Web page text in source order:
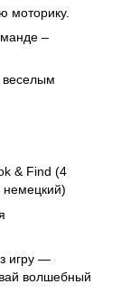
моторику.
–
веселым
& Find (4
немецкий)
игру —
волшебный